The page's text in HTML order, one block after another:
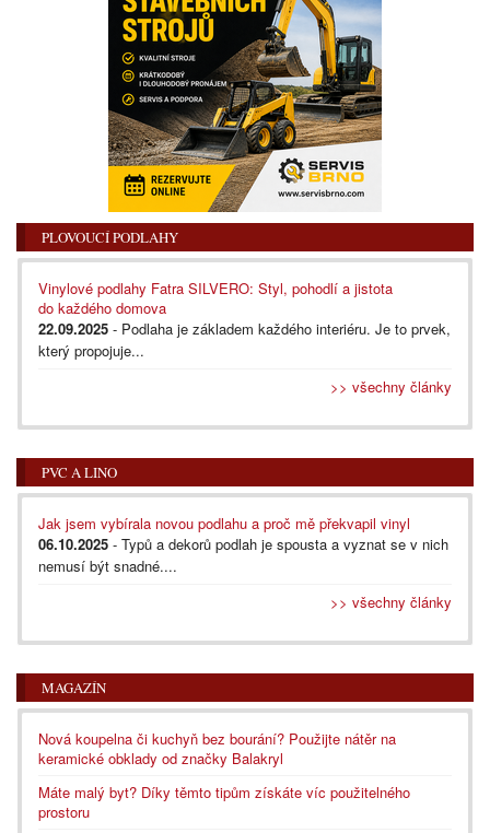
PLOVOUCÍ PODLAHY
Vinylové podlahy Fatra SILVERO: Styl, pohodlí a jistota
do každého domova
22.09.2025 - Podlaha je základem každého interiéru. Je to prvek,
který propojuje...
>> všechny články
PVC A LINO
Jak jsem vybírala novou podlahu a proč mě překvapil vinyl
06.10.2025 - Typů a dekorů podlah je spousta a vyznat se v nich
nemusí být snadné....
>> všechny články
MAGAZÍN
Nová koupelna či kuchyň bez bourání? Použijte nátěr na
keramické obklady od značky Balakryl
Máte malý byt? Díky těmto tipům získáte víc použitelného
prostoru